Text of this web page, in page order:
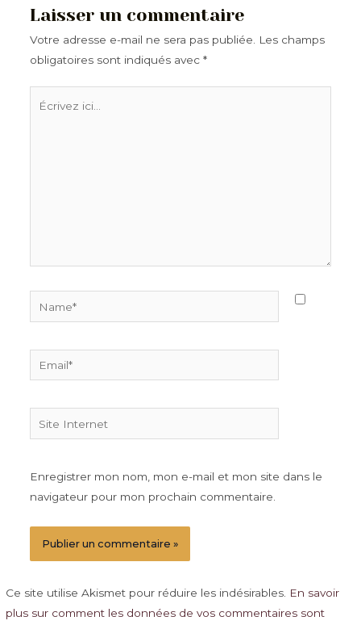
Laisser un commentaire
Votre adresse e-mail ne sera pas publiée.
Les champs
obligatoires sont indiqués avec *
Site
Internet
Enregistrer mon nom, mon e-mail et mon site dans le
navigateur pour mon prochain commentaire.
Ce site utilise Akismet pour réduire les indésirables. En savoir
plus sur comment les données de vos commentaires sont